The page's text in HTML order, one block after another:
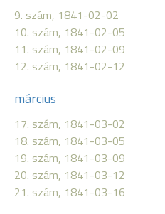
9. szám, 1841-02-02
10. szám, 1841-02-05
11. szám, 1841-02-09
12. szám, 1841-02-12
március
17. szám, 1841-03-02
18. szám, 1841-03-05
19. szám, 1841-03-09
20. szám, 1841-03-12
21. szám, 1841-03-16